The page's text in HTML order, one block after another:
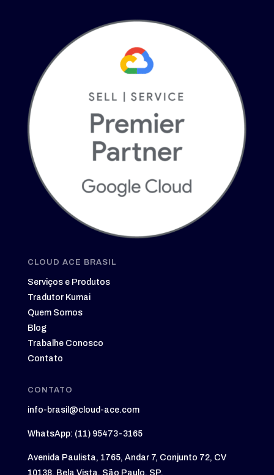
CLOUD ACE BRASIL
Serviços e Produtos
Tradutor Kumai
Quem Somos
Blog
Trabalhe Conosco
Contato
CONTATO
info-brasil@cloud-ace.com
WhatsApp: (11) 95473-3165
Avenida Paulista, 1765, Andar 7, Conjunto 72, CV
10138. Bela Vista, São Paulo, SP.